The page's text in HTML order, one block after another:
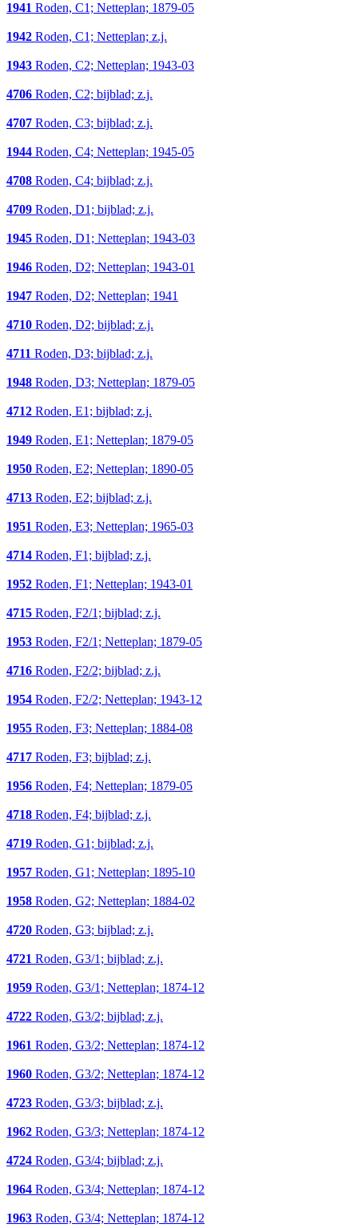
1941 Roden, C1; Netteplan; 1879-05
1942 Roden, C1; Netteplan; z.j.
1943 Roden, C2; Netteplan; 1943-03
4706 Roden, C2; bijblad; z.j.
4707 Roden, C3; bijblad; z.j.
1944 Roden, C4; Netteplan; 1945-05
4708 Roden, C4; bijblad; z.j.
4709 Roden, D1; bijblad; z.j.
1945 Roden, D1; Netteplan; 1943-03
1946 Roden, D2; Netteplan; 1943-01
1947 Roden, D2; Netteplan; 1941
4710 Roden, D2; bijblad; z.j.
4711 Roden, D3; bijblad; z.j.
1948 Roden, D3; Netteplan; 1879-05
4712 Roden, E1; bijblad; z.j.
1949 Roden, E1; Netteplan; 1879-05
1950 Roden, E2; Netteplan; 1890-05
4713 Roden, E2; bijblad; z.j.
1951 Roden, E3; Netteplan; 1965-03
4714 Roden, F1; bijblad; z.j.
1952 Roden, F1; Netteplan; 1943-01
4715 Roden, F2/1; bijblad; z.j.
1953 Roden, F2/1; Netteplan; 1879-05
4716 Roden, F2/2; bijblad; z.j.
1954 Roden, F2/2; Netteplan; 1943-12
1955 Roden, F3; Netteplan; 1884-08
4717 Roden, F3; bijblad; z.j.
1956 Roden, F4; Netteplan; 1879-05
4718 Roden, F4; bijblad; z.j.
4719 Roden, G1; bijblad; z.j.
1957 Roden, G1; Netteplan; 1895-10
1958 Roden, G2; Netteplan; 1884-02
4720 Roden, G3; bijblad; z.j.
4721 Roden, G3/1; bijblad; z.j.
1959 Roden, G3/1; Netteplan; 1874-12
4722 Roden, G3/2; bijblad; z.j.
1961 Roden, G3/2; Netteplan; 1874-12
1960 Roden, G3/2; Netteplan; 1874-12
4723 Roden, G3/3; bijblad; z.j.
1962 Roden, G3/3; Netteplan; 1874-12
4724 Roden, G3/4; bijblad; z.j.
1964 Roden, G3/4; Netteplan; 1874-12
1963 Roden, G3/4; Netteplan; 1874-12